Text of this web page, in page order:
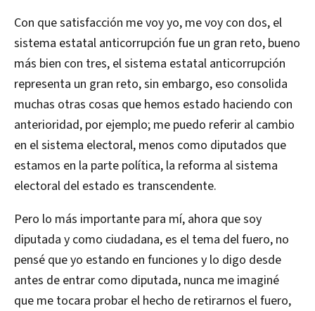
Con que satisfacción me voy yo, me voy con dos, el
sistema estatal anticorrupción fue un gran reto, bueno
más bien con tres, el sistema estatal anticorrupción
representa un gran reto, sin embargo, eso consolida
muchas otras cosas que hemos estado haciendo con
anterioridad, por ejemplo; me puedo referir al cambio
en el sistema electoral, menos como diputados que
estamos en la parte política, la reforma al sistema
electoral del estado es transcendente.
Pero lo más importante para mí, ahora que soy
diputada y como ciudadana, es el tema del fuero, no
pensé que yo estando en funciones y lo digo desde
antes de entrar como diputada, nunca me imaginé
que me tocara probar el hecho de retirarnos el fuero,